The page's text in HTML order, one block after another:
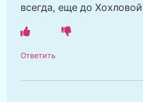
всегда, еще до
Ответить